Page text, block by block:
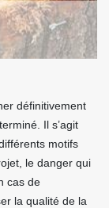
définitivement
Il s’agit
motifs
le danger qui
cas de
la qualité de la